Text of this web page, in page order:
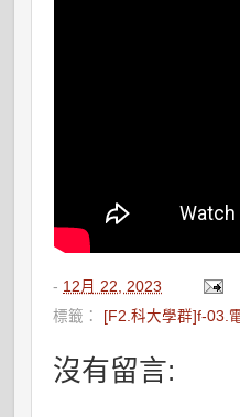
- 12月 22, 2023
標籤： [F2.科大學群]f-03.
沒有留言: